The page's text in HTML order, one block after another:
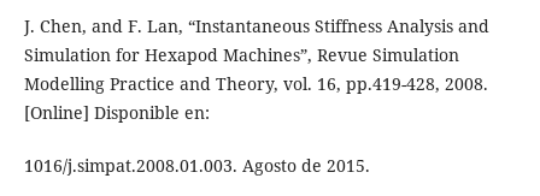
J. Chen, and F. Lan, “Instantaneous Stiffness Analysis and
Simulation for Hexapod Machines”, Revue Simulation
Modelling Practice and Theory, vol. 16, pp.419-428, 2008.
[Online] Disponible en:
1016/j.simpat.2008.01.003. Agosto de 2015.